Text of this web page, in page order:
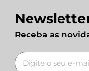
Receba as